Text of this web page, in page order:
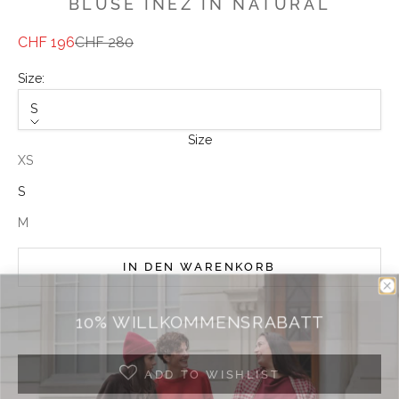
BLUSE INEZ IN NATURAL
Angebot
CHF 196
Regulärer Preis
CHF 280
Size:
S
Size
XS
S
M
IN DEN WARENKORB
ADD TO WISHLIST
10% WILLKOMMENSRABATT